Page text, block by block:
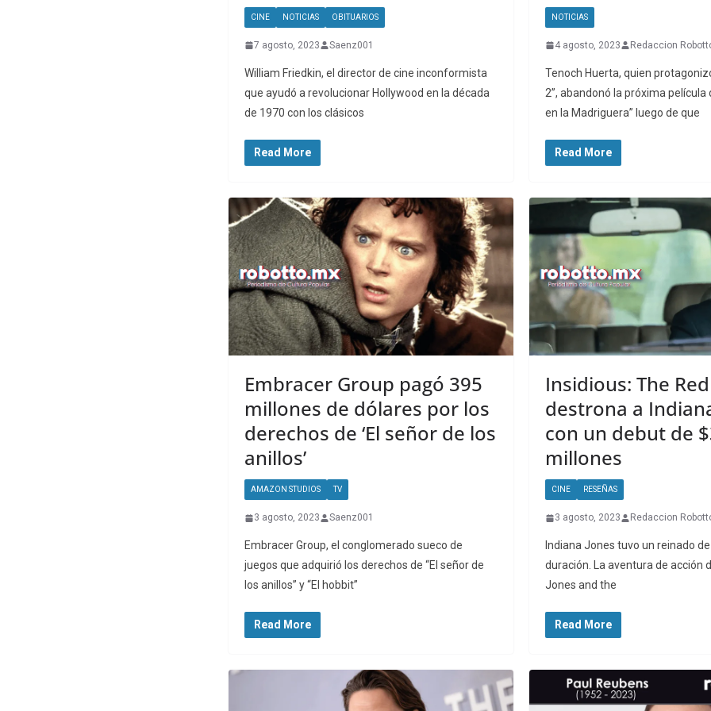
CINE NOTICIAS OBITUARIOS
7 agosto, 2023 Saenz001
William Friedkin, el director de cine inconformista
que ayudó a revolucionar Hollywood en la década
de 1970 con los clásicos
Read More
NOTICIAS
4 agosto, 2023 Redaccion
Tenoch Huerta, quien
2”, abandonó la próxima película
en la Madriguera” luego de que
Read More
Embracer Group pagó 395
millones de dólares por los
derechos de ‘El señor de los
anillos’
AMAZON STUDIOS TV
3 agosto, 2023 Saenz001
Embracer Group, el conglomerado sueco de
juegos que adquirió los derechos de “El señor de
los anillos” y “El hobbit”
Read More
Insidious: The
destrona a
con un debut de
millones
CINE RESEÑAS
3 agosto, 2023 Redaccion
Indiana Jones tuvo un reinado
duración. La aventura de acción
Jones and the
Read More